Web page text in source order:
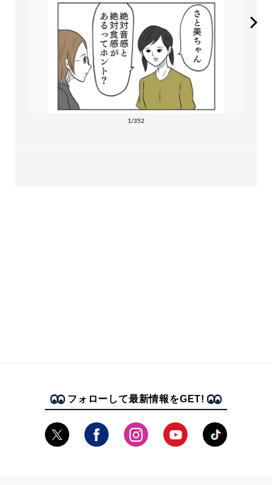
1/352
フォローして最新情報をGET!